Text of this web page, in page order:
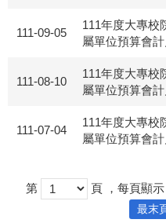
111-09-05
111年度大專校
屬單位預算會
111-08-10
111年度大專校
屬單位預算會
111-07-04
111年度大專校
屬單位預算會
第 頁 ，每頁顯示
最末